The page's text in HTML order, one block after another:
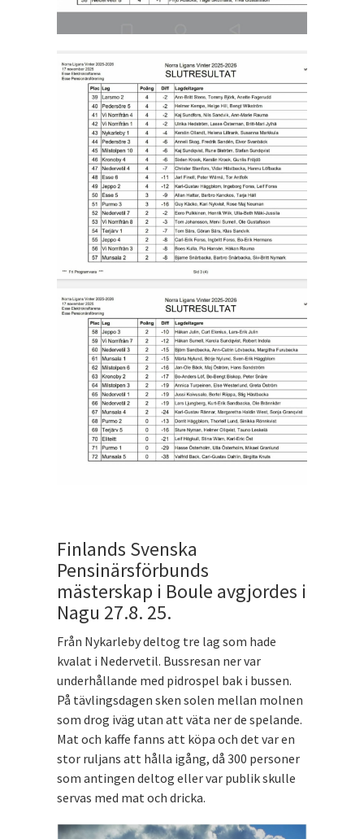
Finlands Svenska
Pensinärsförbunds
mästerskap i Boule avgjordes i
Nagu 27.8. 25.
Från Nykarleby deltog tre lag som hade
kvalat i Nedervetil. Bussresan ner var
underhållande med pidrospel bak i bussen.
På tävlingsdagen sken solen mellan molnen
som drog iväg utan att väta ner de spelande.
Mat och kaffe fanns att köpa och det var en
stor ruljans att hålla igång, då 300 personer
som antingen deltog eller var publik skulle
servas med mat och dricka.